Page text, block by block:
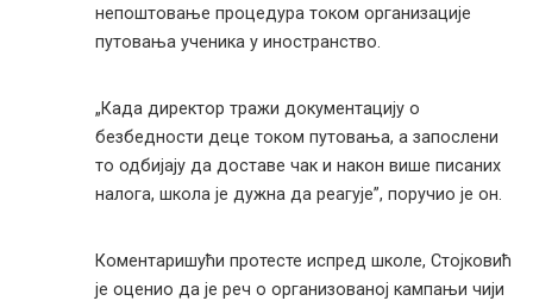
непоштовање процедура током организације
путовања ученика у иностранство.
„Када директор тражи документацију о
безбедности деце током путовања, а запослени
то одбијају да доставе чак и након више писаних
налога, школа је дужна да реагује”, поручио је он.
Коментаришући протесте испред школе, Стојковић
је оценио да је реч о организованој кампањи чији